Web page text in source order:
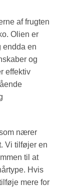
af frugten
Olien er
endda en
og
effektiv
nærer
Vi tilføjer en
til at
Hvis
mere for